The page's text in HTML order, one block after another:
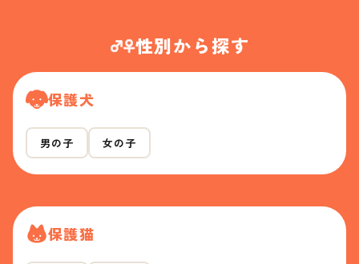
性別から探す
保護犬
男の子 女の子
保護猫